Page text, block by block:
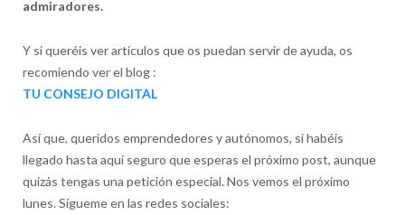
admiradores.
Y si queréis ver artículos que os puedan servir de ayuda, os
recomiendo ver el blog :
TU CONSEJO DIGITAL
Así que, queridos emprendedores y autónomos, si habéis
llegado hasta aquí seguro que esperas el próximo post, aunque
quizás tengas una petición especial. Nos vemos el próximo
lunes. Sígueme en las redes sociales: